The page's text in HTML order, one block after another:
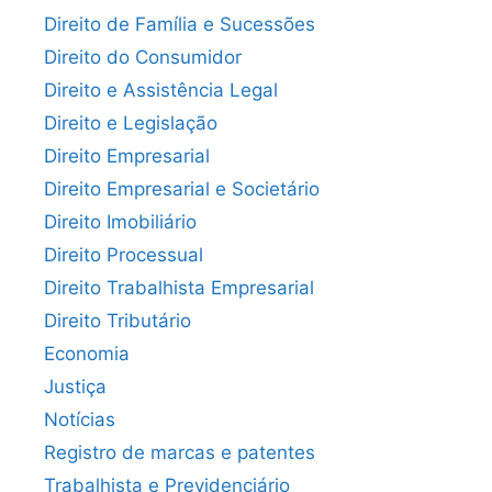
Direito de Família e Sucessões
Direito do Consumidor
Direito e Assistência Legal
Direito e Legislação
Direito Empresarial
Direito Empresarial e Societário
Direito Imobiliário
Direito Processual
Direito Trabalhista Empresarial
Direito Tributário
Economia
Justiça
Notícias
Registro de marcas e patentes
Trabalhista e Previdenciário